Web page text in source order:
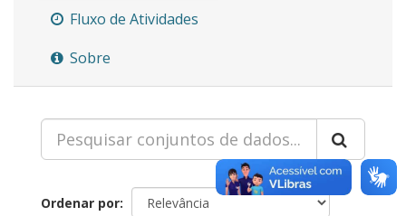
Fluxo de Atividades
Sobre
Ordenar por